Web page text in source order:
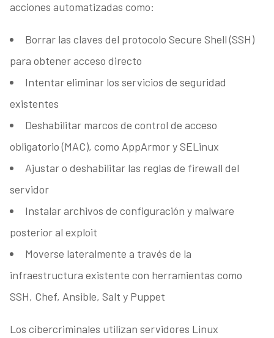
acciones automatizadas como:
Borrar las claves del protocolo Secure Shell (SSH)
para obtener acceso directo
Intentar eliminar los servicios de seguridad
existentes
Deshabilitar marcos de control de acceso
obligatorio (MAC), como AppArmor y SELinux
Ajustar o deshabilitar las reglas de firewall del
servidor
Instalar archivos de configuración y malware
posterior al exploit
Moverse lateralmente a través de la
infraestructura existente con herramientas como
SSH, Chef, Ansible, Salt y Puppet
Los cibercriminales utilizan servidores Linux